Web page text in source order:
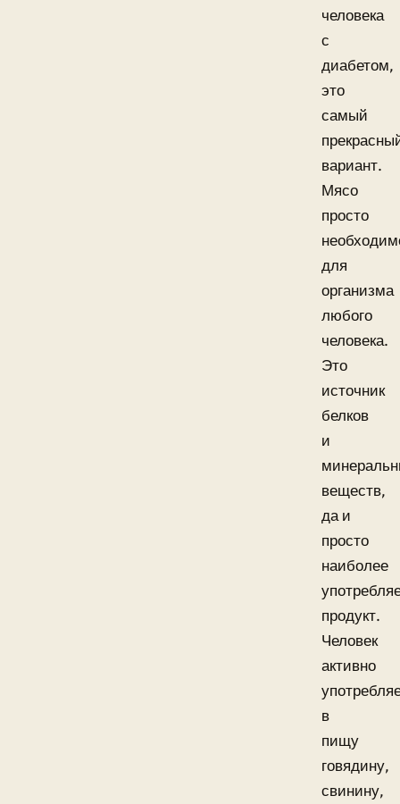
человека
с
диабетом,
это
самый
вариант.
Мясо
просто
для
организма
любого
человека.
Это
источник
белков
и
веществ,
да и
просто
наиболее
продукт.
Человек
активно
в
пищу
говядину,
свинину,